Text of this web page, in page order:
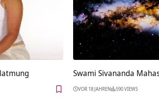
Swami Sivananda
VOR 18 JAHREN 590 VIEWS